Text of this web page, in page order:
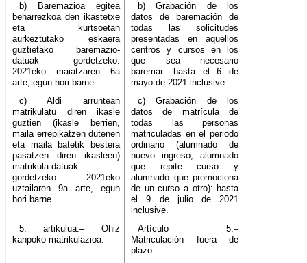
b) Baremazioa egitea
beharrezkoa den ikastetxe
eta kurtsoetan
aurkeztutako eskaera
guztietako baremazio-
datuak gordetzeko:
2021eko maiatzaren 6a
arte, egun hori barne.
b) Grabación de los
datos de baremación de
todas las solicitudes
presentadas en aquellos
centros y cursos en los
que sea necesario
baremar: hasta el 6 de
mayo de 2021 inclusive.
c) Aldi arruntean
matrikulatu diren ikasle
guztien (ikasle berrien,
maila errepikatzen dutenen
eta maila batetik bestera
pasatzen diren ikasleen)
matrikula-datuak
gordetzeko: 2021eko
uztailaren 9a arte, egun
hori barne.
c) Grabación de los
datos de matrícula de
todas las personas
matriculadas en el periodo
ordinario (alumnado de
nuevo ingreso, alumnado
que repite curso y
alumnado que promociona
de un curso a otro): hasta
el 9 de julio de 2021
inclusive.
5. artikulua.– Ohiz
kanpoko matrikulazioa.
Artículo 5.–
Matriculación fuera de
plazo.